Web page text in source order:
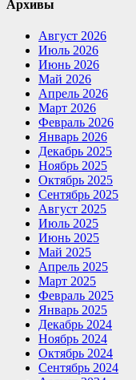
Архивы
Август 2026
Июль 2026
Июнь 2026
Май 2026
Апрель 2026
Март 2026
Февраль 2026
Январь 2026
Декабрь 2025
Ноябрь 2025
Октябрь 2025
Сентябрь 2025
Август 2025
Июль 2025
Июнь 2025
Май 2025
Апрель 2025
Март 2025
Февраль 2025
Январь 2025
Декабрь 2024
Ноябрь 2024
Октябрь 2024
Сентябрь 2024